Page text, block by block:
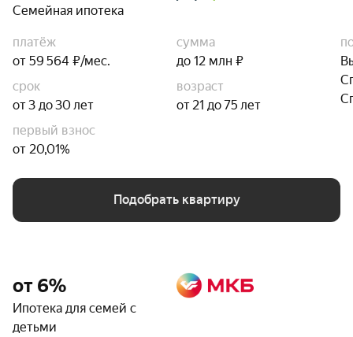
Семейная ипотека
платёж
от 59 564 ₽/мес.
сумма
до 12 млн ₽
срок
от 3 до 30 лет
возраст
от 21 до 75 лет
первый взнос
от 20,01%
Подобрать квартиру
от 6%
Ипотека для семей с
детьми